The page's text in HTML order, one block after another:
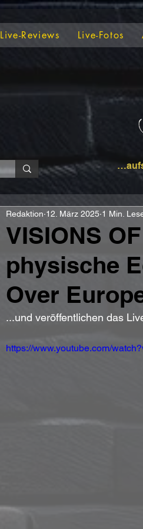
Live-Reviews Live-Fotos
VISIONS
physische
Over
Redaktion 12. März 2025 1 Min.
...und veröffentlichen das
https://www.youtube.com/